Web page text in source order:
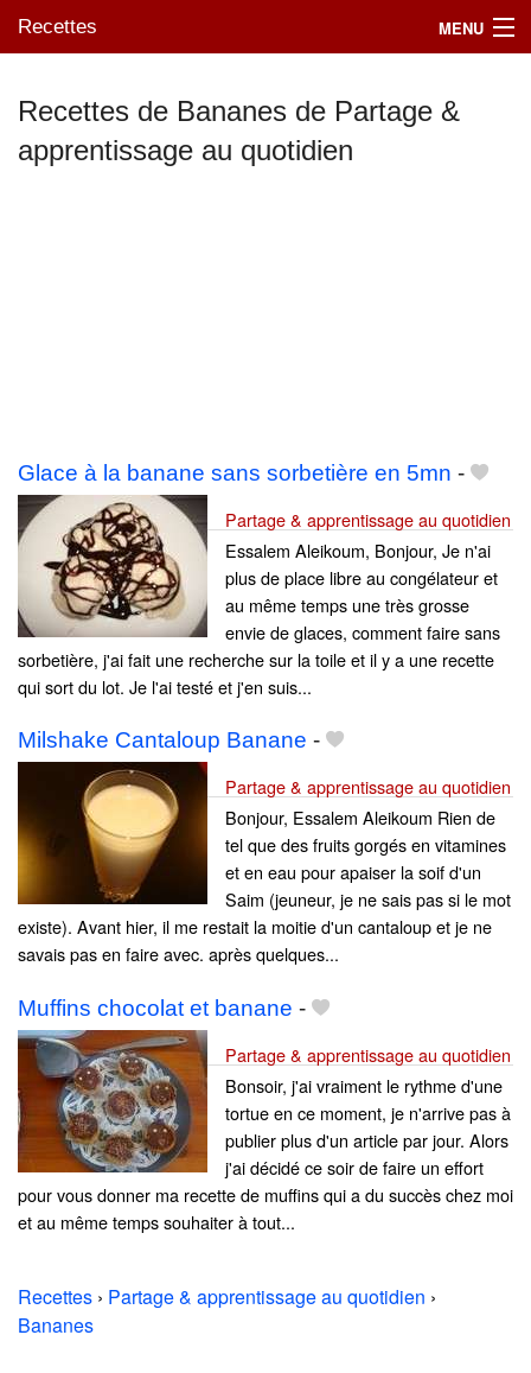
Recettes MENU
Mes blogs préférés
Recettes de Bananes de Partage &
apprentissage au quotidien
Glace à la banane sans sorbetière en 5mn -
Partage & apprentissage au quotidien
Essalem Aleikoum, Bonjour, Je n'ai
plus de place libre au congélateur et
au même temps une très grosse
envie de glaces, comment faire sans
sorbetière, j'ai fait une recherche sur la toile et il y a une recette
qui sort du lot. Je l'ai testé et j'en suis...
Milshake Cantaloup Banane -
Partage & apprentissage au quotidien
Bonjour, Essalem Aleikoum Rien de
tel que des fruits gorgés en vitamines
et en eau pour apaiser la soif d'un
Saim (jeuneur, je ne sais pas si le mot
existe). Avant hier, il me restait la moitie d'un cantaloup et je ne
savais pas en faire avec. après quelques...
Muffins chocolat et banane -
Partage & apprentissage au quotidien
Bonsoir, j'ai vraiment le rythme d'une
tortue en ce moment, je n'arrive pas à
publier plus d'un article par jour. Alors
j'ai décidé ce soir de faire un effort
pour vous donner ma recette de muffins qui a du succès chez moi
et au même temps souhaiter à tout...
Recettes › Partage & apprentissage au quotidien ›
Bananes